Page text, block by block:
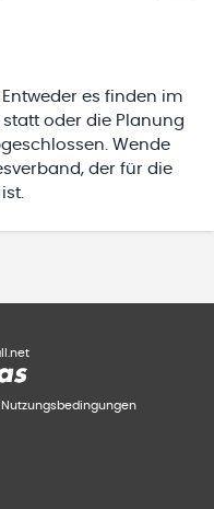
es finden im
oder die Planung
Wende
der für die
Nutzungsbedingungen